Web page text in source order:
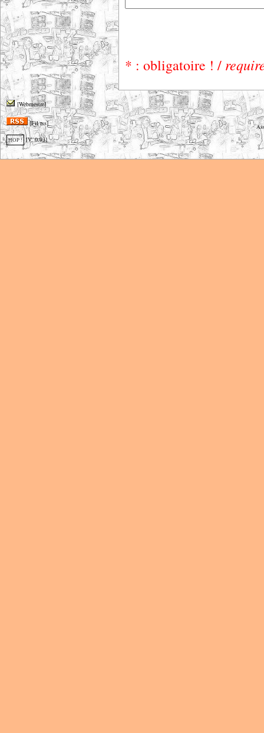
* : obligatoire ! /
[Webmestre]
[Fil rss]
HOP ! [V. 0.93]